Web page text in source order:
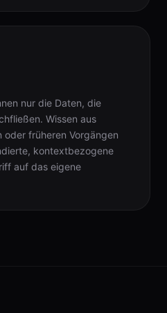
nur die Daten, die
Wissen aus
oder früheren Vorgängen
kontextbezogene
auf das eigene